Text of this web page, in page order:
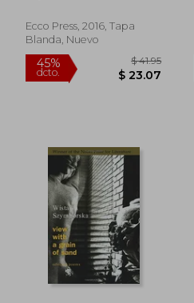
Ecco Press, 2016, Tapa
Blanda, Nuevo